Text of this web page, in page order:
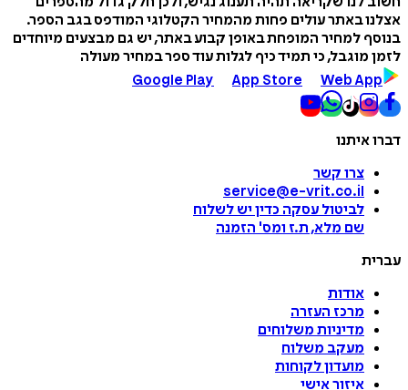
אצלנו באתר עולים פחות מהמחיר הקטלוגי המודפס בגב הספר.
בנוסף למחיר המופחת באופן קבוע באתר, יש גם מבצעים מיוחדים
לזמן מוגבל, כי תמיד כיף לגלות עוד ספר במחיר מעולה
Google Play
App Store Web App
דברו איתנו
צרו קשר
service@e-vrit.co.il
לביטול עסקה כדין יש לשלוח
שם מלא, ת.ז ומס' הזמנה
עברית
אודות
מרכז העזרה
מדיניות משלוחים
מעקב משלוח
מועדון לקוחות
איזור אישי